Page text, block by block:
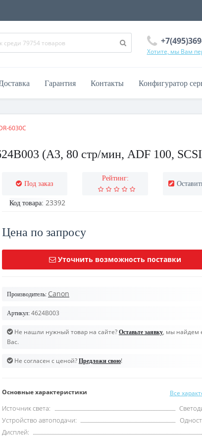
Хотите, мы Вам
Гарантия Контакты Конфигуратор
6030С
(A3, 80 стр/мин, ADF 100,
Под заказ
Рейтинг:
Код товара: 23392
Цена по запросу
Уточнить возможность поставки
Производитель: Canon
Артикул: 4624B003
Не нашли нужный товар на сайте? Оставьте заявку, мы найдем
Вас.
Не согласен с ценой? Предложи свою!
Основные характеристики Все
Источник света:
Устройство автоподачи:
Дисплей: